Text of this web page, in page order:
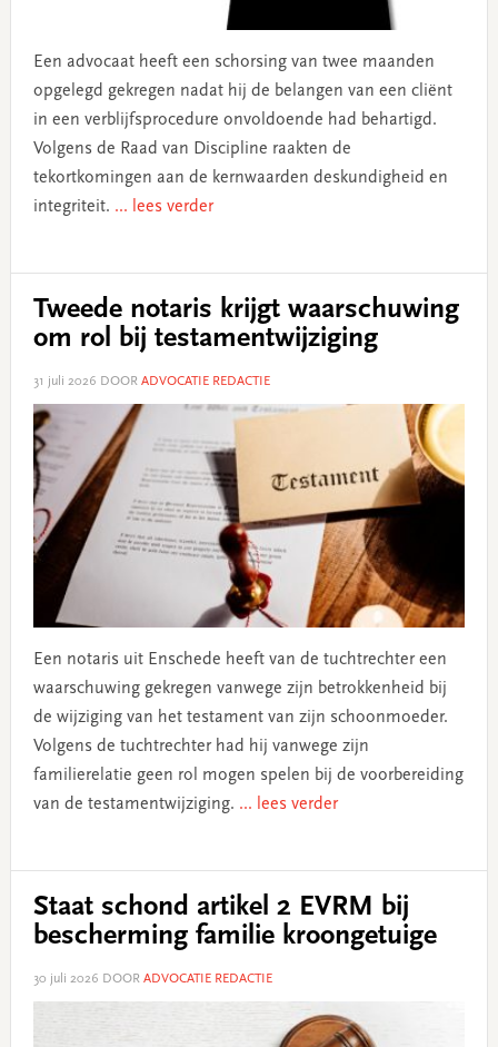
Een advocaat heeft een schorsing van twee maanden
opgelegd gekregen nadat hij de belangen van een cliënt
in een verblijfsprocedure onvoldoende had behartigd.
Volgens de Raad van Discipline raakten de
tekortkomingen aan de kernwaarden deskundigheid en
integriteit. ... lees verder
Tweede notaris krijgt waarschuwing
om rol bij testamentwijziging
31 juli 2026 DOOR ADVOCATIE REDACTIE
Een notaris uit Enschede heeft van de tuchtrechter een
waarschuwing gekregen vanwege zijn betrokkenheid bij
de wijziging van het testament van zijn schoonmoeder.
Volgens de tuchtrechter had hij vanwege zijn
familierelatie geen rol mogen spelen bij de voorbereiding
van de testamentwijziging. ... lees verder
Staat schond artikel 2 EVRM bij
bescherming familie kroongetuige
30 juli 2026 DOOR ADVOCATIE REDACTIE